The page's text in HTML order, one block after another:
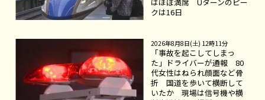
クは16日
2026年8月8日(土) 12時11分
「事故を起こしてしまっ
た」ドライバーが通報 80
代女性はねられ顔面など骨
折 国道を歩いて横断して
いたか 現場は信号機や横